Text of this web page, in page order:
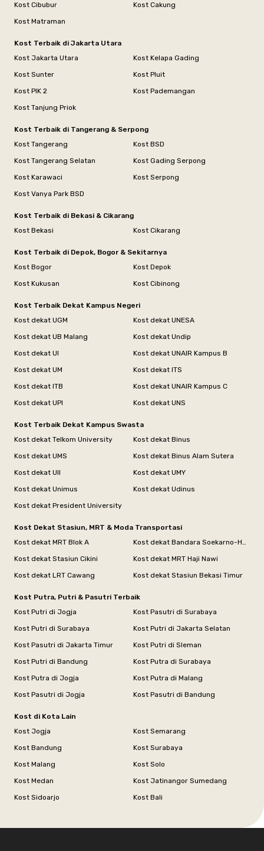
Kost Cibubur
Kost Cakung
Kost Matraman
Kost Terbaik di Jakarta Utara
Kost Jakarta Utara
Kost Kelapa Gading
Kost Sunter
Kost Pluit
Kost PIK 2
Kost Pademangan
Kost Tanjung Priok
Kost Terbaik di Tangerang & Serpong
Kost Tangerang
Kost BSD
Kost Tangerang Selatan
Kost Gading Serpong
Kost Karawaci
Kost Serpong
Kost Vanya Park BSD
Kost Terbaik di Bekasi & Cikarang
Kost Bekasi
Kost Cikarang
Kost Terbaik di Depok, Bogor & Sekitarnya
Kost Bogor
Kost Depok
Kost Kukusan
Kost Cibinong
Kost Terbaik Dekat Kampus Negeri
Kost dekat UGM
Kost dekat UNESA
Kost dekat UB Malang
Kost dekat Undip
Kost dekat UI
Kost dekat UNAIR Kampus B
Kost dekat UM
Kost dekat ITS
Kost dekat ITB
Kost dekat UNAIR Kampus C
Kost dekat UPI
Kost dekat UNS
Kost Terbaik Dekat Kampus Swasta
Kost dekat Telkom University
Kost dekat Binus
Kost dekat UMS
Kost dekat Binus Alam Sutera
Kost dekat UII
Kost dekat UMY
Kost dekat Unimus
Kost dekat Udinus
Kost dekat President University
Kost Dekat Stasiun, MRT & Moda Transportasi
Kost dekat MRT Blok A
Kost dekat Bandara Soekarno-Hatta
Kost dekat Stasiun Cikini
Kost dekat MRT Haji Nawi
Kost dekat LRT Cawang
Kost dekat Stasiun Bekasi Timur
Kost Putra, Putri & Pasutri Terbaik
Kost Putri di Jogja
Kost Pasutri di Surabaya
Kost Putri di Surabaya
Kost Putri di Jakarta Selatan
Kost Pasutri di Jakarta Timur
Kost Putri di Sleman
Kost Putri di Bandung
Kost Putra di Surabaya
Kost Putra di Jogja
Kost Putra di Malang
Kost Pasutri di Jogja
Kost Pasutri di Bandung
Kost di Kota Lain
Kost Jogja
Kost Semarang
Kost Bandung
Kost Surabaya
Kost Malang
Kost Solo
Kost Medan
Kost Jatinangor Sumedang
Kost Sidoarjo
Kost Bali